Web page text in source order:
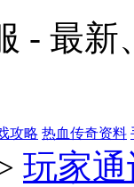
- 最
攻略 热血传奇资料
玩家